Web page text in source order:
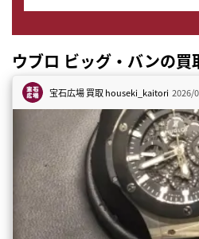
ウブロ ビッグ・バンの買
宝石広場 買取houseki_kaitori 2026/